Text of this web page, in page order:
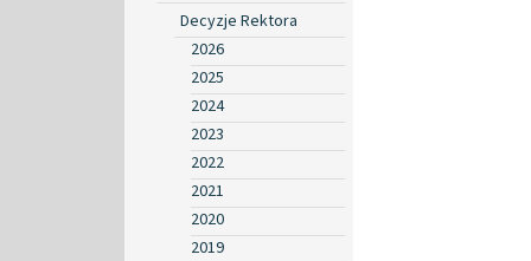
Decyzje Rektora
2026
2025
2024
2023
2022
2021
2020
2019